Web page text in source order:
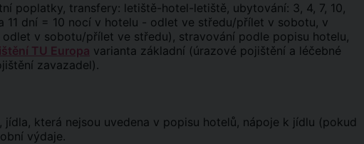
poplatky, transfery: letiště-hotel-letiště, ubytování: 3, 4, 7, 10,
11 dní = 10 nocí v hotelu - odlet ve středu/přílet v sobotu, v
v sobotu/přílet ve středu), stravování podle popisu hotelu,
TU Europa varianta základní (úrazové pojištění a léčebné
zavazadel).
která nejsou uvedena v popisu hotelů, nápoje k jídlu (pokud
výdaje.